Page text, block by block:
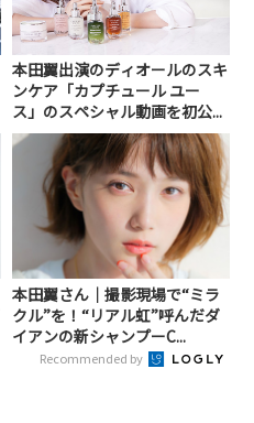
本田翼出演のディオールのスキ
ンケア「カプチュール ユー
ス」のスペシャル動画を初公...
本田翼さん｜撮影現場で“ミラ
クル”を！“リアル虹”呼んだダ
イアンの新シャンプーC...
Recommended by